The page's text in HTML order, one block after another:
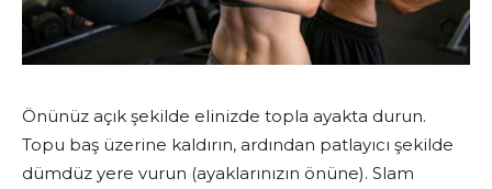
Önünüz açık şekilde elinizde topla ayakta durun.
Topu baş üzerine kaldırın, ardından patlayıcı şekilde
dümdüz yere vurun (ayaklarınızın önüne). Slam